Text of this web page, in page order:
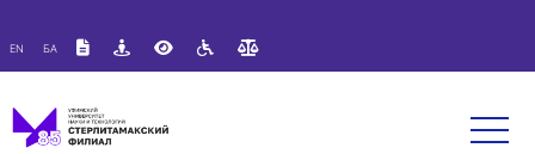
Размер шрифта:
EN БА